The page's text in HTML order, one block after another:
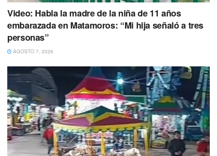
Video: Habla la madre de la niña de 11 años
embarazada en Matamoros: “Mi hija señaló a tres
personas”
AGOSTO 7, 2026